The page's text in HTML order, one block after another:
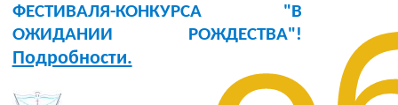
ФЕСТИВАЛЯ-КОНКУРСА "В
ОЖИДАНИИ РОЖДЕСТВА"!
Подробности.